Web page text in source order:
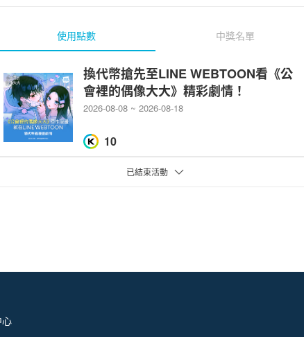
使用點數 中獎名單
換代幣搶先至LINE WEBTOON看《公
會裡的偶像大大》精彩劇情！
2026-08-08 ~ 2026-08-18
10
已結束活動